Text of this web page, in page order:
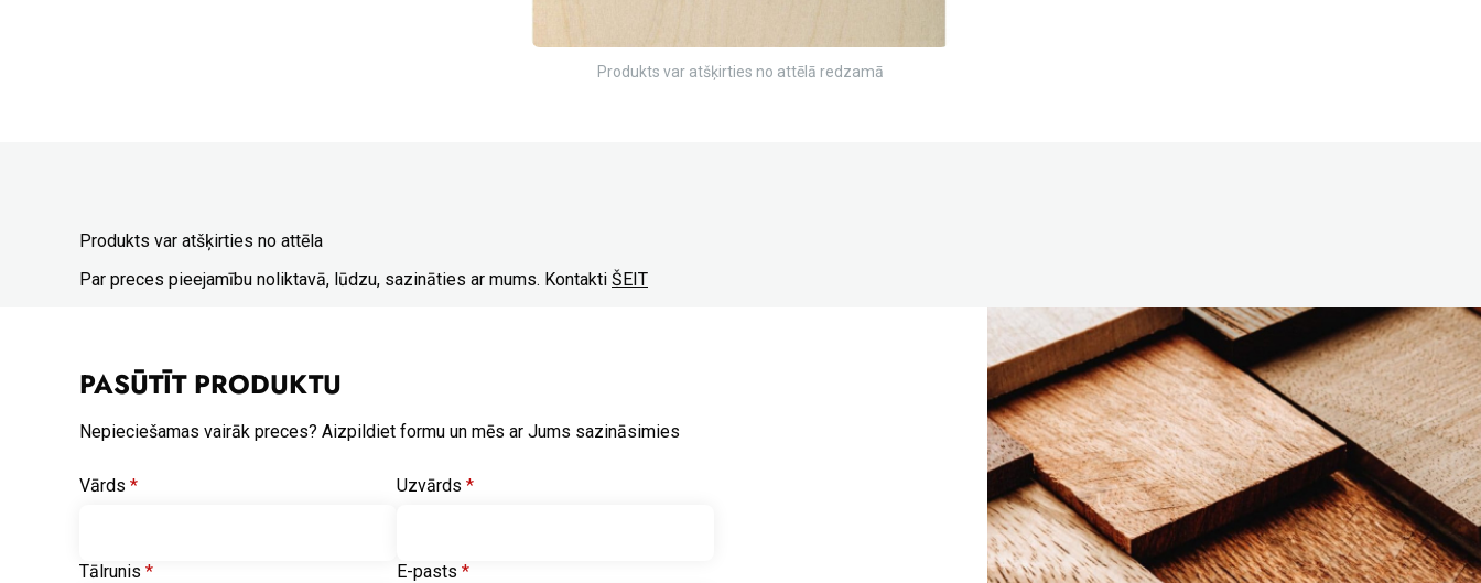
Produkts var atšķirties no attēlā redzamā
Produkts var atšķirties no attēla
Par preces pieejamību noliktavā, lūdzu, sazināties ar mums. Kontakti ŠEIT
PASŪTĪT PRODUKTU
Nepieciešamas vairāk preces? Aizpildiet formu un mēs ar Jums sazināsimies
Vārds * Uzvārds *
Tālrunis * E-pasts *